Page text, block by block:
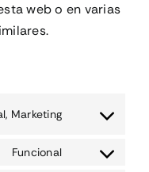
web o en varias
Marketing
Consent
service
Funcional
Consent